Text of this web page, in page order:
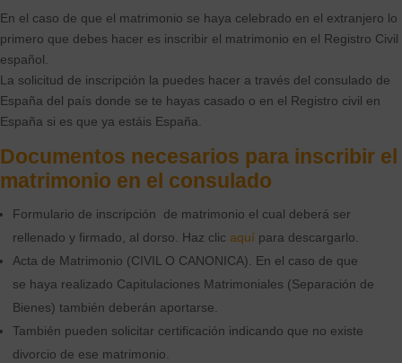
En el caso de que el matrimonio se haya celebrado en el extranjero lo
primero que debes hacer es inscribir el matrimonio en el Registro Civil
español.
La solicitud de inscripción la puedes hacer a través del consulado de
España del país donde se te hayas casado o en el Registro civil en
España si es que ya estáis España.
Documentos necesarios para inscribir el
matrimonio en el consulado
Formulario de inscripción de matrimonio el cual deberá ser
rellenado y firmado, al dorso. Haz clic aquí para descargarlo.
Acta de Matrimonio (CIVIL O CANONICA). En el caso de que
se haya realizado Capitulaciones Matrimoniales (Separación de
Bienes) también deberán aportarse.
También pueden solicitar certificación indicando que no existe
divorcio de ese matrimonio.